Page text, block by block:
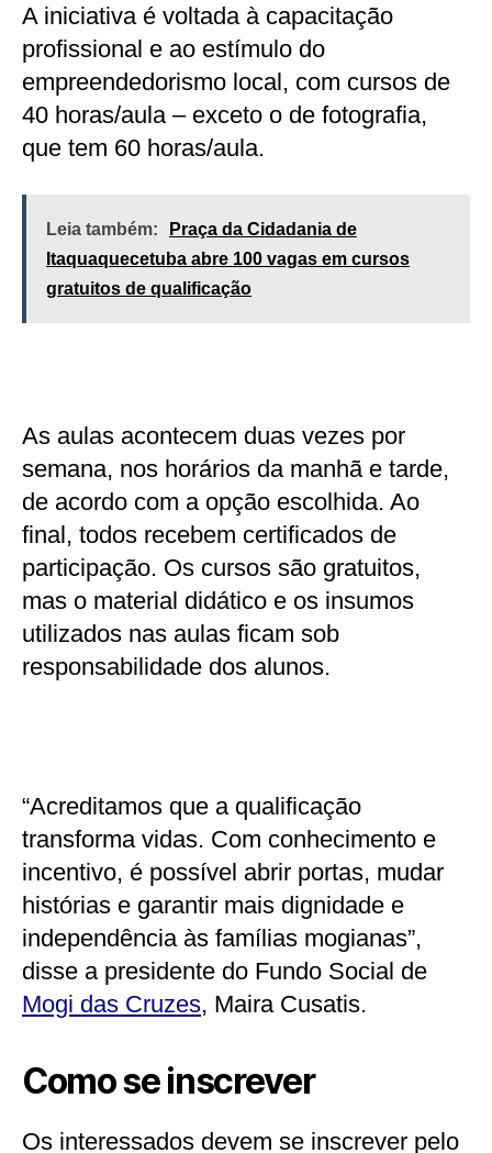
A iniciativa é voltada à capacitação
profissional e ao estímulo do
empreendedorismo local, com cursos de
40 horas/aula – exceto o de fotografia,
que tem 60 horas/aula.
Leia também:
Praça da Cidadania de
Itaquaquecetuba abre 100 vagas em cursos
gratuitos de qualificação
As aulas acontecem duas vezes por
semana, nos horários da manhã e tarde,
de acordo com a opção escolhida. Ao
final, todos recebem certificados de
participação. Os cursos são gratuitos,
mas o material didático e os insumos
utilizados nas aulas ficam sob
responsabilidade dos alunos.
“Acreditamos que a qualificação
transforma vidas. Com conhecimento e
incentivo, é possível abrir portas, mudar
histórias e garantir mais dignidade e
independência às famílias mogianas”,
disse a presidente do Fundo Social de
Mogi das Cruzes, Maira Cusatis.
Como se inscrever
Os interessados devem se inscrever pelo